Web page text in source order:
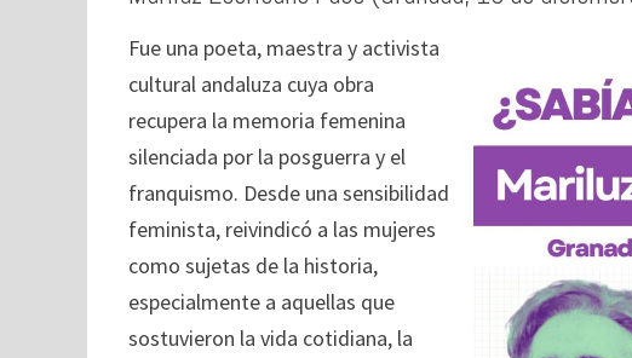
b
o
o
k
es
ky
ke
dI
n
at
sA
p
p
p
y
ai m
ar
tir
Fue una poeta, maestra y activista
cultural andaluza cuya obra
recupera la memoria femenina
silenciada por la posguerra y el
franquismo. Desde una sensibilidad
feminista, reivindicó a las mujeres
como sujetas de la historia,
especialmente a aquellas que
sostuvieron la vida cotidiana, la